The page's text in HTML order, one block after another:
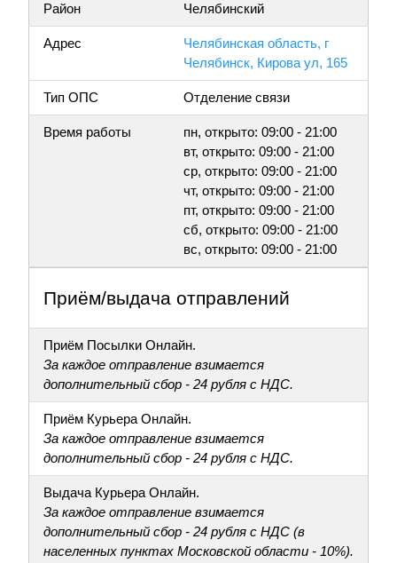
Район Челябинский
Адрес
Челябинская область, г
Челябинск, Кирова ул, 165
Тип ОПС Отделение связи
Время работы
пн, открыто: 09:00 - 21:00
вт, открыто: 09:00 - 21:00
ср, открыто: 09:00 - 21:00
чт, открыто: 09:00 - 21:00
пт, открыто: 09:00 - 21:00
сб, открыто: 09:00 - 21:00
вс, открыто: 09:00 - 21:00
Приём/выдача отправлений
Приём Посылки Онлайн.
За каждое отправление взимается
дополнительный сбор - 24 рубля с НДС.
Приём Курьера Онлайн.
За каждое отправление взимается
дополнительный сбор - 24 рубля с НДС.
Выдача Курьера Онлайн.
За каждое отправление взимается
дополнительный сбор - 24 рубля с НДС (в
населенных пунктах Московской области - 10%).